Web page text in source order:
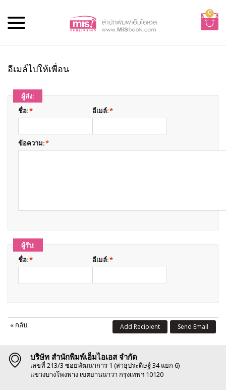
0
อีเมล์ไปให้เพื่อน
ผู้ส่ง:
*
ชื่อ: *
อีเมล์:
*
ข้อความ:
ผู้รับ:
*
ชื่อ: *
อีเมล์:
« กลับ Send Email
Add Recipient
บริษัท สำนักพิมพ์เอ็มไอเอส จำกัด
เลขที่ 213/3 ซอยพัฒนาการ 1 (สาธุประดิษฐ์ 34 แยก 6)
แขวงบางโพงพาง เขตยานนาวา กรุงเทพฯ 10120